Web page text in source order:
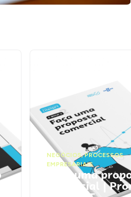
NEGÓCIOS,PROCESSOS
EMPRESARIAIS
Faça uma
comercial |